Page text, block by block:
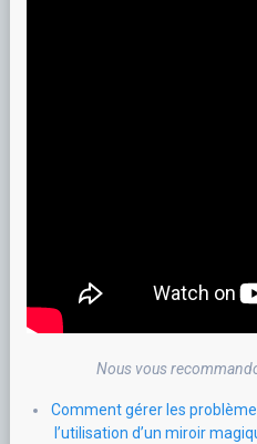
Nous vous
Comment gérer les
l’utilisation d’un miroir